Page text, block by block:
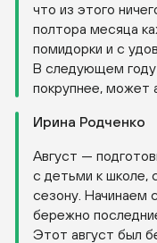
что из этого
полтора месяца
помидорки и с
В следующем
покрупнее, может
Ирина Родченко
Август —
с детьми к школе,
сезону. Начинаем
бережно
Этот август был